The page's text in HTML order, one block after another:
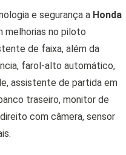
e segurança a Honda
melhorias no piloto
de faixa, além da
farol-alto automático,
assistente de partida em
traseiro, monitor de
com câmera, sensor